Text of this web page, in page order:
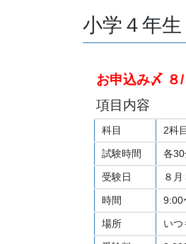
小学４年生
お申込み〆 ８
項目内容
科目 2科
試験時間 各
受験日 ８月
時間 9:00
場所 いつ